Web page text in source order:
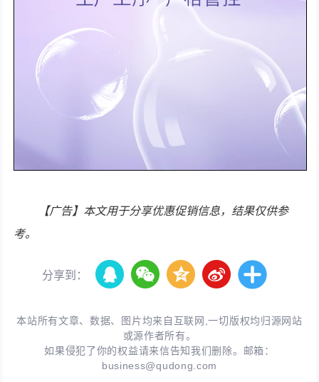
【广告】本文用于分享优惠促销信息，结果仅供参
考。
分享到：
本站所有文章、数据、图片均来自互联网,一切版权均归源网站
或源作者所有。
如果侵犯了你的权益请来信告知我们删除。邮箱：
business@qudong.com